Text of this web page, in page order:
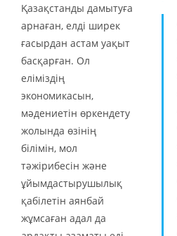
Қазақстанды дамытуға
арнаған, елді ширек
ғасырдан астам уақыт
басқарған. Ол
еліміздің
экономикасын,
мәдениетін өркендету
жолында өзінің
білімін, мол
тәжірибесін және
ұйымдастырушылық
қабілетін аянбай
жұмсаған адал да